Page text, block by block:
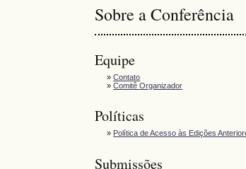
Sobre a Conferência
Equipe
»Contato
»Comitê Organizador
Políticas
» Política de Acesso às Edições
Submissões